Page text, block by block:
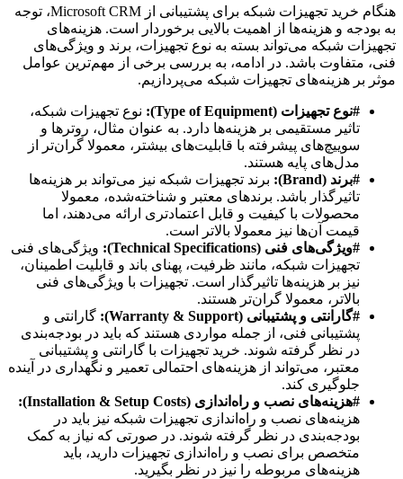
هنگام خرید تجهیزات شبکه برای پشتیبانی از Microsoft CRM، توجه
به بودجه و هزینه‌ها از اهمیت بالایی برخوردار است. هزینه‌های
تجهیزات شبکه می‌تواند بسته به نوع تجهیزات، برند و ویژگی‌های
فنی، متفاوت باشد. در ادامه، به بررسی برخی از مهم‌ترین عوامل
موثر بر هزینه‌های تجهیزات شبکه می‌پردازیم.
#نوع تجهیزات (Type of Equipment):
نوع تجهیزات شبکه،
تاثیر مستقیمی بر هزینه‌ها دارد. به عنوان مثال، روترها و
سوییچ‌های پیشرفته با قابلیت‌های بیشتر، معمولا گران‌تر از
مدل‌های پایه هستند.
#برند (Brand):
برند تجهیزات شبکه نیز می‌تواند بر هزینه‌ها
تاثیرگذار باشد. برندهای معتبر و شناخته‌شده، معمولا
محصولات با کیفیت و قابل اعتمادتری ارائه می‌دهند، اما
قیمت آن‌ها نیز معمولا بالاتر است.
#ویژگی‌های فنی (Technical Specifications):
ویژگی‌های فنی
تجهیزات شبکه، مانند ظرفیت، پهنای باند و قابلیت اطمینان،
نیز بر هزینه‌ها تاثیرگذار است. تجهیزات با ویژگی‌های فنی
بالاتر، معمولا گران‌تر هستند.
#گارانتی و پشتیبانی (Warranty & Support):
گارانتی و
پشتیبانی فنی، از جمله مواردی هستند که باید در بودجه‌بندی
در نظر گرفته شوند. خرید تجهیزات با گارانتی و پشتیبانی
معتبر، می‌تواند از هزینه‌های احتمالی تعمیر و نگهداری در آینده
جلوگیری کند.
#هزینه‌های نصب و راه‌اندازی (Installation & Setup Costs):
هزینه‌های نصب و راه‌اندازی تجهیزات شبکه نیز باید در
بودجه‌بندی در نظر گرفته شوند. در صورتی که نیاز به کمک
متخصص برای نصب و راه‌اندازی تجهیزات دارید، باید
هزینه‌های مربوطه را نیز در نظر بگیرید.